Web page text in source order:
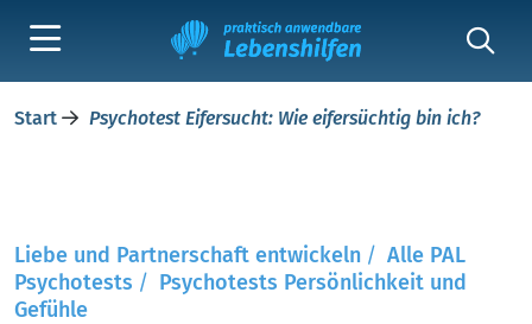
Start Psychotest Eifersucht: Wie eifersüchtig bin ich?
Liebe und Partnerschaft entwickeln / Alle PAL
Psychotests / Psychotests Persönlichkeit und
Gefühle